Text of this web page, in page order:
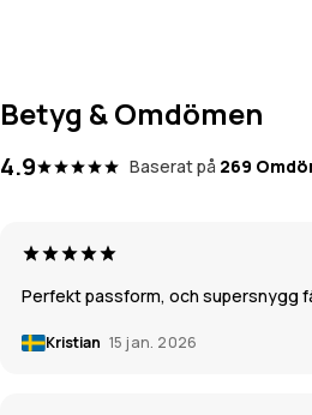
Betyg & Omdömen
4.9 Baserat på 269
Perfekt passform, och supersnygg
Kristian 15 jan. 2026